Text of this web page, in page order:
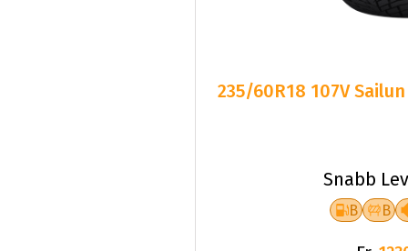
B B
Fr.